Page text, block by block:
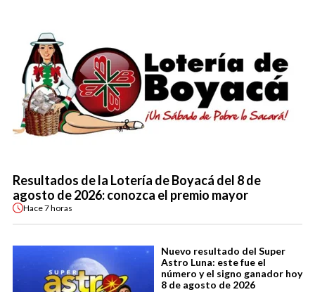
Resultados de la Lotería de Boyacá del 8 de
agosto de 2026: conozca el premio mayor
Hace7 horas
Nuevo resultado del Super
Astro Luna: este fue el
número y el signo ganador hoy
8 de agosto de 2026